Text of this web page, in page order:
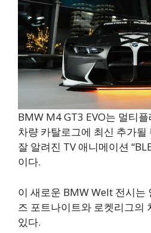
BMW M4 GT3 EVO는 멀티
차량 카탈로그에 최신 추가
잘 알려진 TV 애니메이션
이다.
이 새로운 BMW Welt 전시는
즈 포트나이트와 로켓리그의
있다.